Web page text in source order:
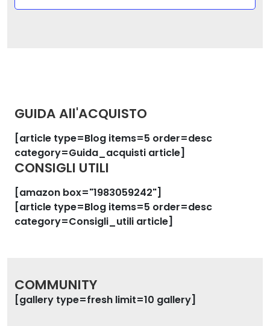
GUIDA All'ACQUISTO
[article type=Blog items=5 order=desc
category=Guida_acquisti article]
CONSIGLI UTILI
[amazon box="1983059242"]
[article type=Blog items=5 order=desc
category=Consigli_utili article]
COMMUNITY
[gallery type=fresh limit=10 gallery]